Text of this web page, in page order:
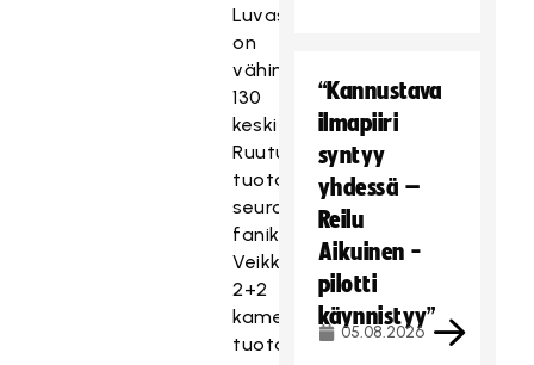
Luvassa
on
vähintään
130
keskitettyä
Ruutu-
tuotantoa,
seurojen
fanikameralähetyksiä,
VeikkausTV:n
2+2
kameran
tuotannot
“Kannustava
ilmapiiri
syntyy
yhdessä –
Reilu
Aikuinen -
pilotti
käynnistyy”
05.08.2026